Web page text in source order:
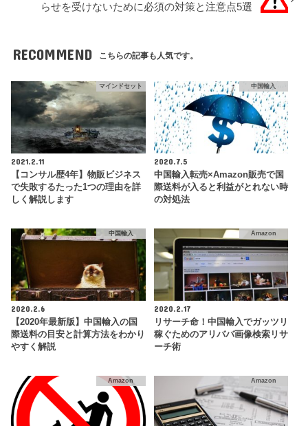
らせを受けないために必須の対策と注意点5選
RECOMMEND こちらの記事も人気です。
マインドセット
2021.2.11
【コンサル歴4年】物販ビジネス
で失敗するたった1つの理由を詳
しく解説します
中国輸入
2020.7.5
中国輸入転売×Amazon販売で国
際送料が入ると利益がとれない時
の対処法
中国輸入
2020.2.6
【2020年最新版】中国輸入の国
際送料の目安と計算方法をわかり
やすく解説
Amazon
2020.2.17
リサーチ命！中国輸入でガッツリ
稼ぐためのアリババ画像検索リサ
ーチ術
Amazon Amazon